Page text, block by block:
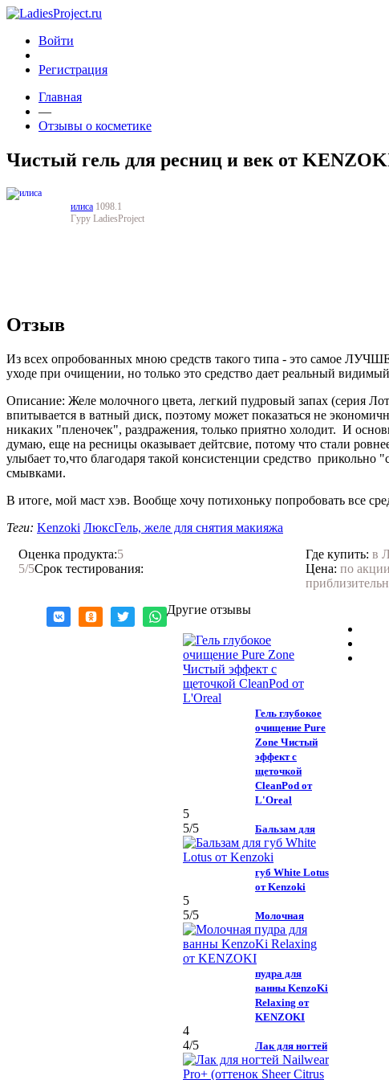
Войти
Регистрация
Главная
—
Отзывы о косметике
Чистый гель для ресниц и век от
илиса 1098.1
Гуру LadiesProject
Отзыв
Из всех опробованных мною средств такого типа - это самое
уходе при очищении, но только это средство дает реальный видимый
Описание: Желе молочного цвета, легкий пудровый запах (серия
впитывается в ватный диск, поэтому может показаться не
никаких "пленочек", раздражения, только приятно холодит. И
думаю, еще на ресницы оказывает дейтсвие, потому что стали
улыбает то,что благодаря такой консистенции средство
смывками.
В итоге, мой маст хэв. Вообще хочу потихоньку попробовать все
Теги: Kenzoki ЛюксГель, желе для снятия макияжа
Оценка продукта:5
5/5Срок тестирования:
Где купить: в
Цена: по
Другие отзывы
Гель глубокое
очищение Pure
Zone Чистый
эффект с
щеточкой
CleanPod от
L'Oreal
5
5/5 Бальзам для
губ White Lotus
от Kenzoki
5
5/5 Молочная
пудра для
ванны KenzoKi
Relaxing от
KENZOKI
4
4/5 Лак для ногтей